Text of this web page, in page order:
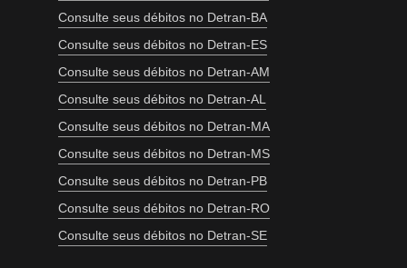
Consulte seus débitos no Detran-BA
Consulte seus débitos no Detran-ES
Consulte seus débitos no Detran-AM
Consulte seus débitos no Detran-AL
Consulte seus débitos no Detran-MA
Consulte seus débitos no Detran-MS
Consulte seus débitos no Detran-PB
Consulte seus débitos no Detran-RO
Consulte seus débitos no Detran-SE